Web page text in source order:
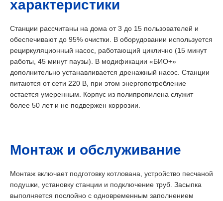
характеристики
Станции рассчитаны на дома от 3 до 15 пользователей и
обеспечивают до 95% очистки. В оборудовании используется
рециркуляционный насос, работающий циклично (15 минут
работы, 45 минут паузы). В модификации «БИО+»
дополнительно устанавливается дренажный насос. Станции
питаются от сети 220 В, при этом энергопотребление
остается умеренным. Корпус из полипропилена служит
более 50 лет и не подвержен коррозии.
Монтаж и обслуживание
Монтаж включает подготовку котлована, устройство песчаной
подушки, установку станции и подключение труб. Засыпка
выполняется послойно с одновременным заполнением